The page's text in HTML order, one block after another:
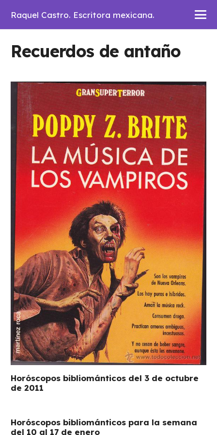
Raquel Castro. Escritora mexicana.
Recuerdos de antaño
Horóscopos bibliománticos del 3 de octubre
de 2011
Horóscopos bibliománticos para la semana
del 10 al 17 de enero